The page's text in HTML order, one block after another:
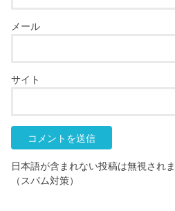
メール
サイト
日本語が含まれない投稿は無視され
（スパム対策）